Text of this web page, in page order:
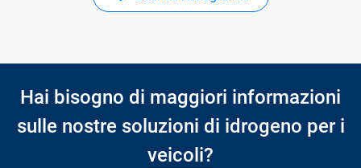
Hai bisogno di maggiori informazioni
sulle nostre soluzioni di idrogeno per i
veicoli?